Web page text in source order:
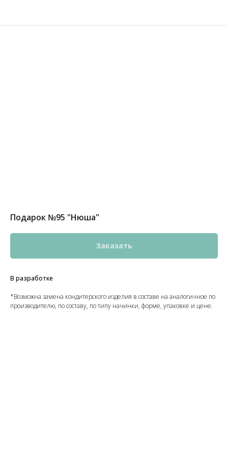
Подарок №95 "Нюша"
Заказать
В разработке
*Возможна замена кондитерского изделия в составе на аналогичное по
производителю, по составу, по типу начинки, форме, упаковке и цене.